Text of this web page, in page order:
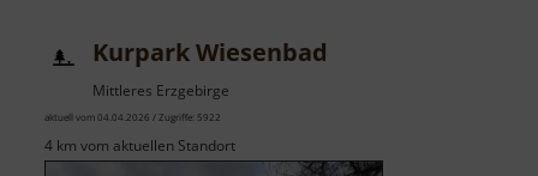
Kurpark Wiesenbad
Mittleres Erzgebirge
aktuell vom 04.04.2026 / Zugriffe: 5922
4 km vom aktuellen Standort